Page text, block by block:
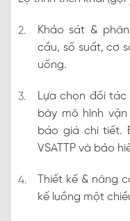
Khảo sát &
cầu, số suất, cơ
uống.
Lựa chọn đối tác
bày mô hình
báo giá chi tiết.
VSATTP và bảo
Thiết kế & nâng
kế luồng một